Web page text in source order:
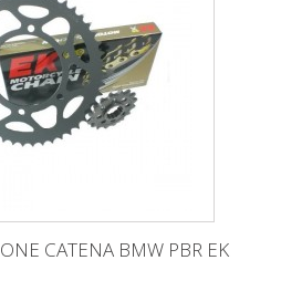
CATENA BMW PBR EK